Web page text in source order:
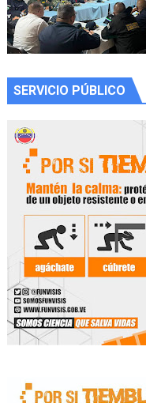
SERVICIO PÚBLICO